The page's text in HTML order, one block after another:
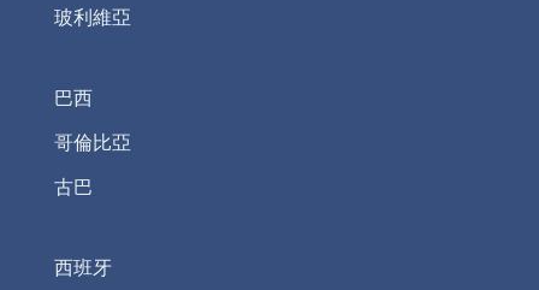
玻利維亞
巴西
哥倫比亞
古巴
西班牙